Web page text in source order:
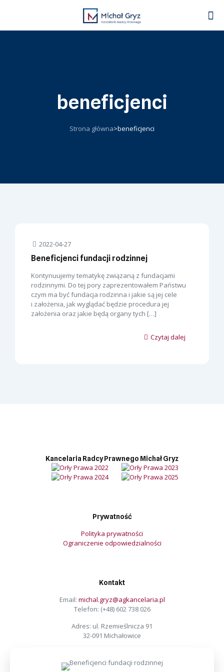
beneficjenci
Strona główna>beneficjenci
2022-04-27
Beneficjenci fundacji rodzinnej
Kontynuujemy tematykę związaną z fundacjami
rodzinnymi. Do tej pory zaprezentowałem Państwu
czym ma być fundacja rodzinna i jakie są jej cele
i założenia, jak wyglądać będzie procedura jej
założenia oraz jakie będą organy tych […]
Czytaj dalej
Kancelaria Radcy Prawnego Michał Gryz
Prywatność
Polityka prywatności
Ograniczenie odpowiedzialności
Kontakt
Email: michal.gryz@agkancelaria.pl
Telefon: (+48) 602 738 026
Adres: ul. Rzemieślnicza 91
32-091 Michałowice